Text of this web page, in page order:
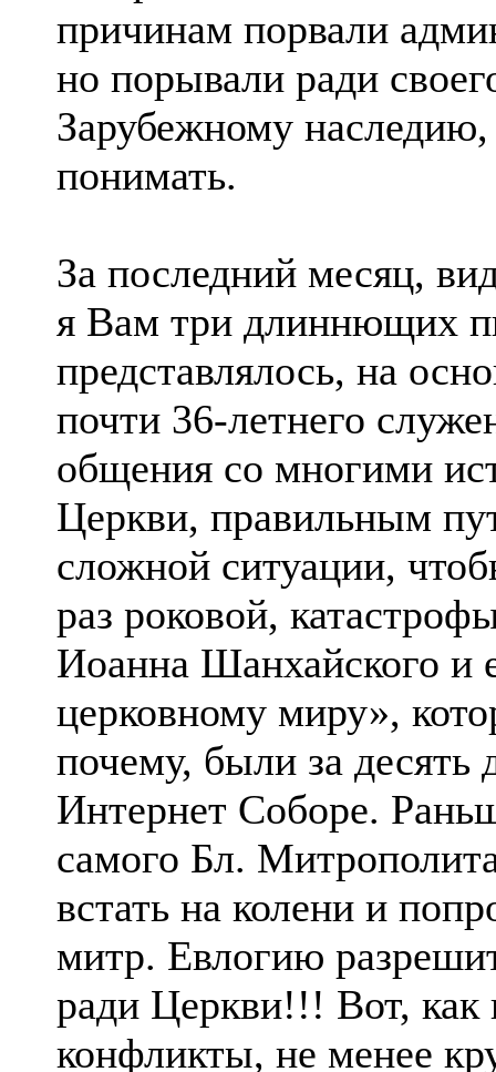
причинам порвали
но порывали ради
Зарубежному
понимать.
За последний месяц,
я Вам три длиннющих
представлялось, на
почти 36-летнего
общения со многими
Церкви, правильным
сложной ситуации,
раз роковой,
Иоанна Шанхайского и
церковному миру»,
почему, были за
Интернет Соборе.
самого Бл.
встать на колени и
митр. Евлогию
ради Церкви!!! Вот, как
конфликты, не менее